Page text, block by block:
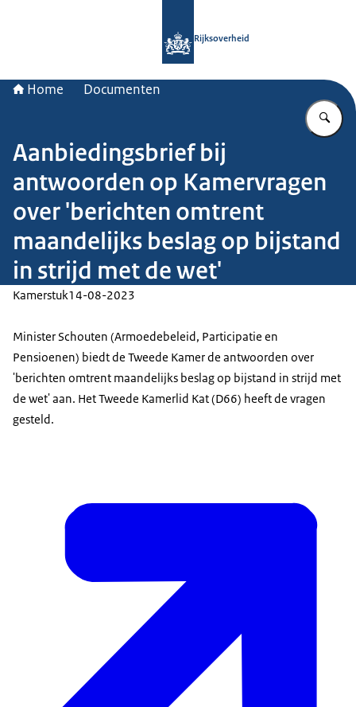
Rijksoverheid
Home Documenten
Aanbiedingsbrief bij
antwoorden op Kamervragen
over 'berichten omtrent
maandelijks beslag op bijstand
in strijd met de wet'
Kamerstuk14-08-2023
Minister Schouten (Armoedebeleid, Participatie en
Pensioenen) biedt de Tweede Kamer de antwoorden over
'berichten omtrent maandelijks beslag op bijstand in strijd met
de wet' aan. Het Tweede Kamerlid Kat (D66) heeft de vragen
gesteld.